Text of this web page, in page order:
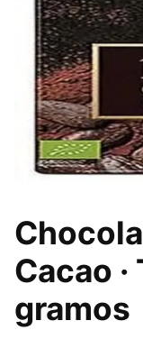
Cacao ·
gramos